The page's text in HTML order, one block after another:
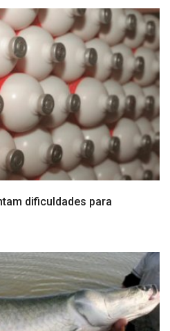
dificuldades para